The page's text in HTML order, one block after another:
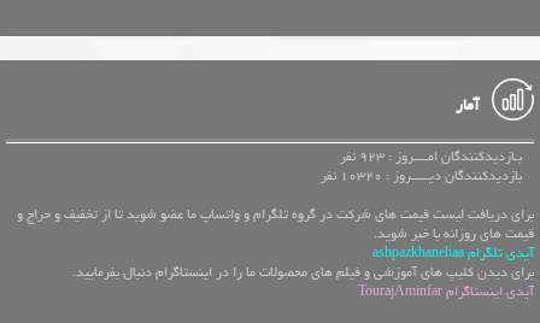
آمار
بـازدیدکنندگان امــــروز : 923 نفر
بازدیدکنندگان دیـــــروز : 10320 نفر
برای دریافت لیست قیمت های شرکت در گروه تلگرام و واتساپ ما عضو شوید تا از تخفیف و حراج و
قیمت های روزانه با خبر شوید.
آیدی تلگرام ashpazkhanehaa
برای دیدن کلیپ های آموزشی و فیلم های محصولات ما را در اینستاگرام دنبال بفرمایید.
آیدی اینستاگرام TourajAminfar